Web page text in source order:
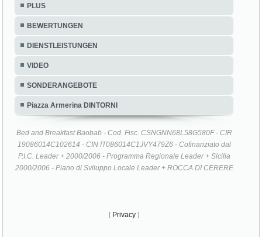
PLUS
BEWERTUNGEN
DIENSTLEISTUNGEN
VIDEO
SONDERANGEBOTE
Piazza Armerina DINTORNI
Bed and Breakfast Baobab - Cod. Fisc. CSNGNN68L58G580F - CIR
19086014C102614 - CIN IT086014C1JVY479Z6 - Cofinanziato dal
P.I.C. Leader + 2000/2006 - Programma Regionale Leader + Sicilia
2000/2006 - Piano di Sviluppo Locale Leader + ROCCA DI CERERE
[ Privacy ]